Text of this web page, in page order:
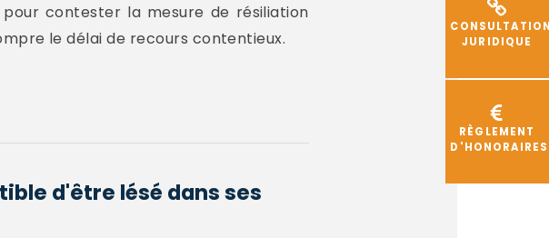
JURIDIQUE
RÈGLEMENT
D'HONORAIRES
contester la mesure de résiliation
le délai de recours contentieux.
d'être lésé dans ses